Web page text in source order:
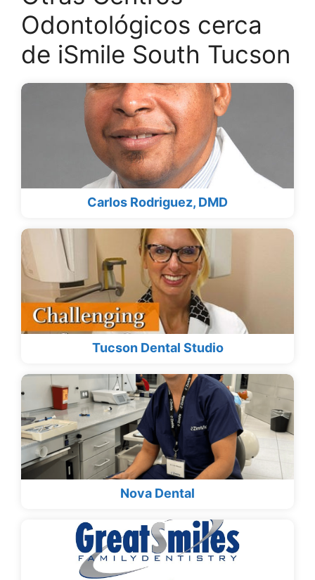
Odontológicos cerca
de iSmile South Tucson
Carlos Rodriguez, DMD
Tucson Dental Studio
Nova Dental